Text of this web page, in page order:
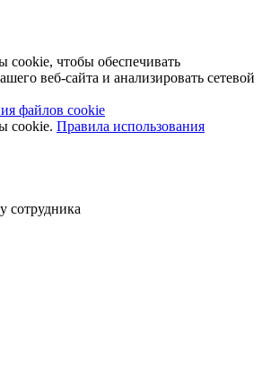
чтобы обеспечивать
веб-сайта и анализировать сетевой
файлов cookie
cookie. Правила использования
сотрудника